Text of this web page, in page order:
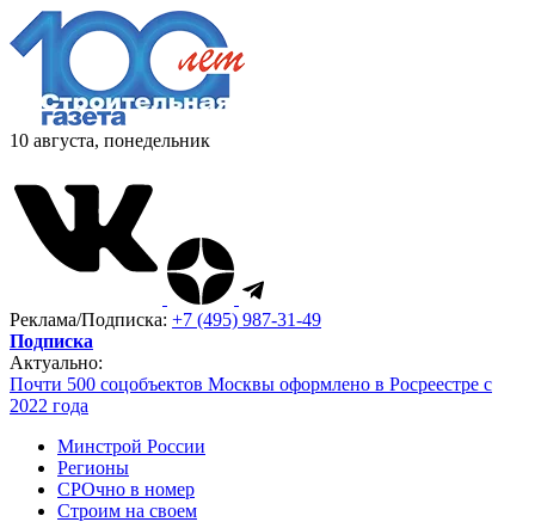
10 августа, понедельник
Реклама/Подписка: +7 (495) 987-31-49
Подписка
Актуально:
Почти 500 соцобъектов Москвы оформлено в Росреестре с
2022 года
Минстрой России
Регионы
СРОчно в номер
Строим на своем